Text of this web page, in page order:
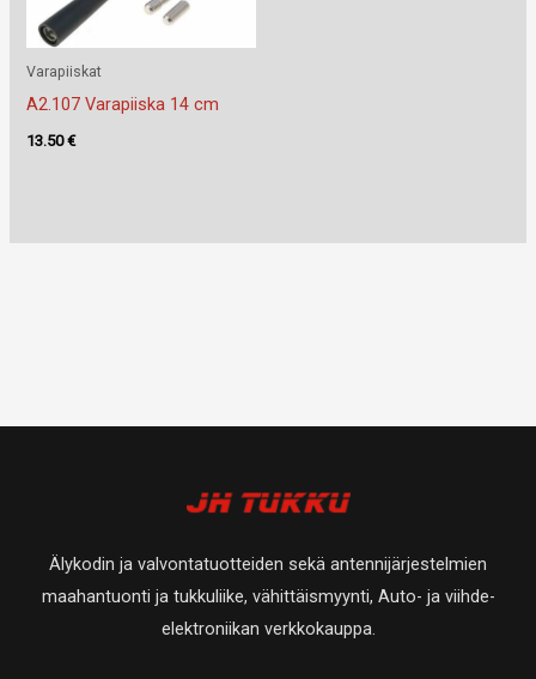
Varapiiskat
A2.107 Varapiiska 14 cm
13.50€
Älykodin ja valvontatuotteiden sekä antennijärjestelmien
maahantuonti ja tukkuliike, vähittäismyynti, Auto- ja viihde-
elektroniikan verkkokauppa.